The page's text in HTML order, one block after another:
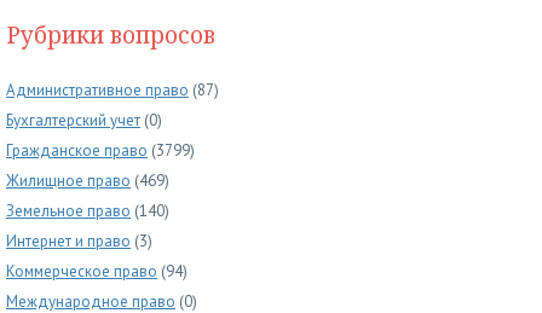
Рубрики вопросов
Административное право (87)
Бухгалтерский учет (0)
Гражданское право (3799)
Жилищное право (469)
Земельное право (140)
Интернет и право (3)
Коммерческое право (94)
Международное право (0)